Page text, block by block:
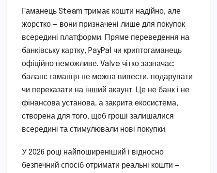
Гаманець Steam тримає кошти надійно, але
жорстко — вони призначені лише для покупок
всередині платформи. Пряме переведення на
банківську картку, PayPal чи криптогаманець
офіційно неможливе. Valve чітко зазначає:
баланс гаманця не можна вивести, подарувати
чи переказати на інший акаунт. Це не банк і не
фінансова установа, а закрита екосистема,
створена для того, щоб гроші залишалися
всередині та стимулювали нові покупки.
У 2026 році найпоширеніший і відносно
безпечний спосіб отримати реальні кошти —